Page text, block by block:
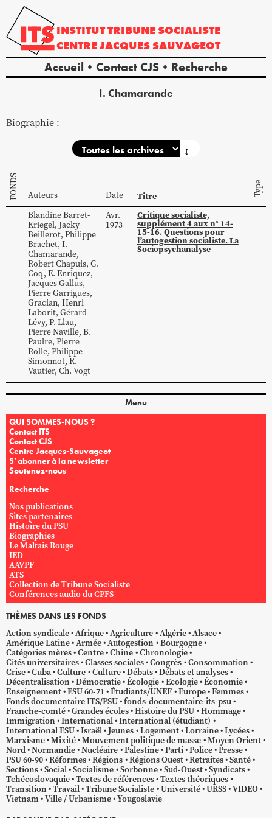
INSTITUTTRIBUNE SOCIALISTE
CENTREJACQUES SAUVAGEOT
Accueil Contact CJS Recherche
I. Chamarande
Biographie :
↕
FONDS Auteurs Date Titre Type
BlandineBarret-
Kriegel, Jacky
Beillerot, Philippe
Brachet, I.
Chamarande,
RobertChapuis, G.
Coq, E. Enriquez,
JacquesGallus,
PierreGarrigues,
Gracian, Henri
Laborit, Gérard
Lévy, P. Llau,
PierreNaville, B.
Paulre, Pierre
Rolle, Philippe
Simonnot, R.
Vautier, Ch. Vogt
Avr.
1973
Critique socialiste,
supplément 4 aux n° 14-
15-16. Questions pour
l’autogestion socialiste. La
Sociopsychanalyse
Menu
QUI SOMMES-NOUS ?
Contact ITS
Contact CJS
Centre Jacques-Sauvageot
S’abonner à la newsletter
Soutenez-nous
Recherche
Nos publications
Sites partenaires
Histoire du PSU
Biographies
Le Maltais Rouge
IED
AAVPF
ATS
Collection de Tribune Socialiste
Conférences audio du CPFS
THÈMES DANS LES FONDS
Action syndicale Afrique Agriculture Algérie Alsace
Amérique Latine Armée Autogestion
Bourgogne
Catégories mères Centre Chine Chronologie
Cités universitaires Classes sociales Congrès Consommation
Crise Cuba Culture Culture Débats Débats et analyses
Décentralisation Démocratie Écologie Ecologie Économie
Enseignement ESU 60-71 Étudiants/UNEF Europe Femmes
Fonds documentaire ITS/PSU fonds-documentaire-its-psu
Franche-comté Grandes écoles Histoire du PSU Hommage
Immigration International International (étudiant)
International ESU Israël Jeunes Logement Lorraine Lycées
Marxisme Mixité Mouvement politique de masse Moyen Orient
Nord Normandie Nucléaire Palestine Parti Police Presse
PSU 60-90 Réformes Régions Régions Ouest Retraites Santé
Sections Social Socialisme Sorbonne Sud-Ouest Syndicats
Tchécoslovaquie Textes de références Textes théoriques
Transition Travail Tribune Socialiste Université URSS VIDEO
Vietnam Ville / Urbanisme Yougoslavie